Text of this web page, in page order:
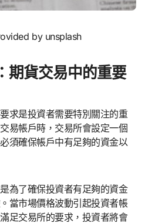
by unsplash
期貨交易中的重要
求是投資者需要特別關注的重
易帳戶時，交易所會設定一個
須確保帳戶中有足夠的資金以
為了確保投資者有足夠的資金
當市場價格波動引起投資者帳
足交易所的要求，投資者將會